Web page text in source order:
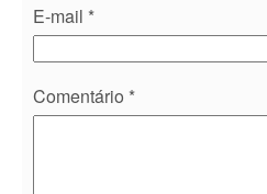
E-mail *
Comentário *